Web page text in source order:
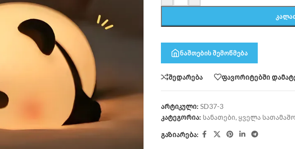
ნაშთების შემოწმება
შედარება ფავორიტებში
არტიკული: SD37-3
კატეგორია: სანათები, ყველა სათამაშო
გაზიარება: